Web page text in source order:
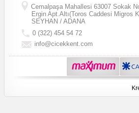
Cemalpaşa Mahallesi 63007 Sokak
Ergin Apt.Altı(Toros Caddesi Migros
SEYHAN / ADANA
0 (322) 454 54 72
info@cicekkent.com